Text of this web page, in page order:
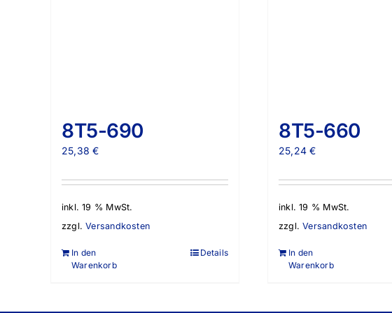
8T5-690
25,38€
inkl. 19 % MwSt.
zzgl.Versandkosten
In den
Warenkorb
Details
8T5-660
25,24€
inkl. 19 % MwSt.
zzgl.Versandkosten
In den
Warenkorb